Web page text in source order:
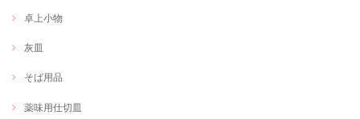
卓上小物
灰皿
そば用品
薬味用仕切皿